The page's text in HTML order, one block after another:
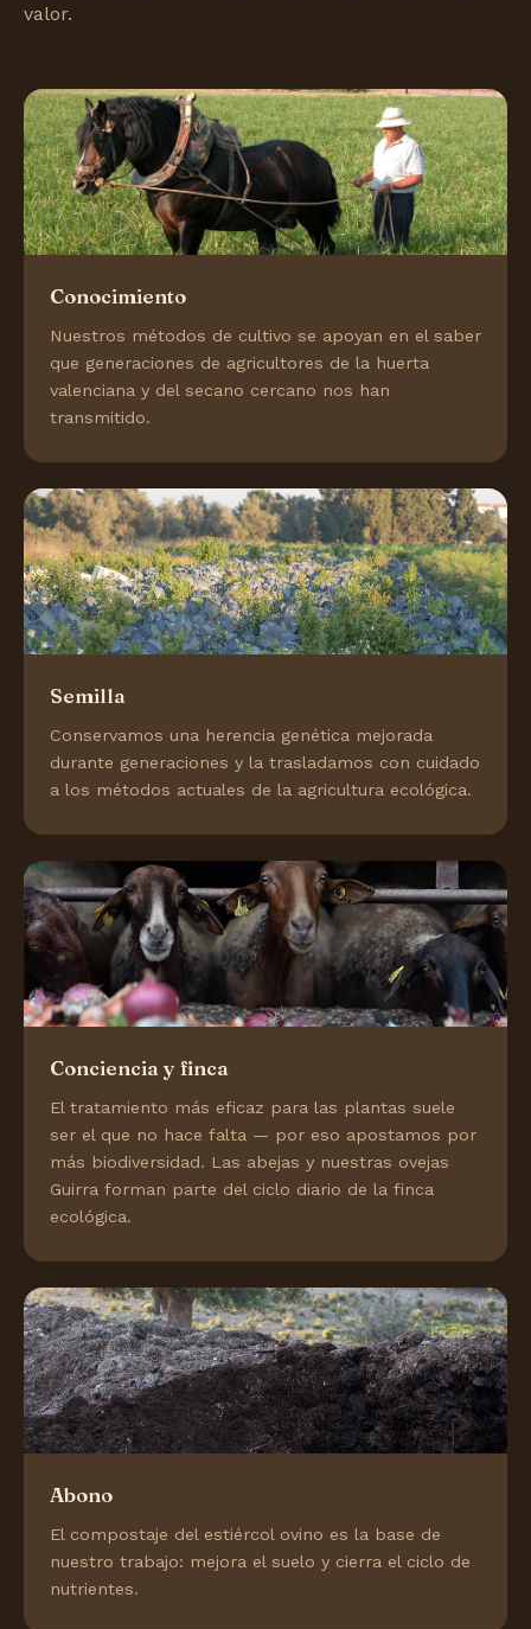
valor.
Conocimiento
Nuestros métodos de cultivo se apoyan en el saber
que generaciones de agricultores de la huerta
valenciana y del secano cercano nos han
transmitido.
Semilla
Conservamos una herencia genética mejorada
durante generaciones y la trasladamos con cuidado
a los métodos actuales de la agricultura ecológica.
Conciencia y finca
El tratamiento más eficaz para las plantas suele
ser el que no hace falta — por eso apostamos por
más biodiversidad. Las abejas y nuestras ovejas
Guirra forman parte del ciclo diario de la finca
ecológica.
Abono
El compostaje del estiércol ovino es la base de
nuestro trabajo: mejora el suelo y cierra el ciclo de
nutrientes.